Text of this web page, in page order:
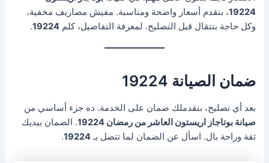
19224، بنقدم أسعار واضحة ومناسبة. مفيش مصاريف مخفية،
وكل حاجة بتتقال قبل التصليح. لمعرفة التفاصيل، كلم19224
.
ضمان الصيانة 19224
بعد أي تصليح، بنقدملك ضمان على الخدمة. ده جزء أساسي من
صيانة بوتاجاز اريستون العاشر من رمضان 19224
. الضمان بيديك
ثقة وراحة بال. اسأل عن الضمان لما تتصل بـ19224
.